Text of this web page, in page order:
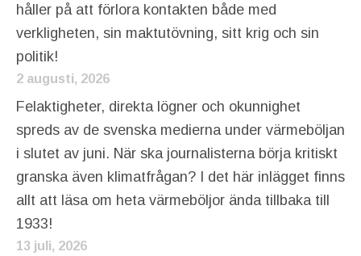
håller på att förlora kontakten både med
verkligheten, sin maktutövning, sitt krig och sin
politik!
2 augusti, 2026
Felaktigheter, direkta lögner och okunnighet
spreds av de svenska medierna under värmeböljan
i slutet av juni. När ska journalisterna börja kritiskt
granska även klimatfrågan? I det här inlägget finns
allt att läsa om heta värmeböljor ända tillbaka till
1933!
13 juli, 2026